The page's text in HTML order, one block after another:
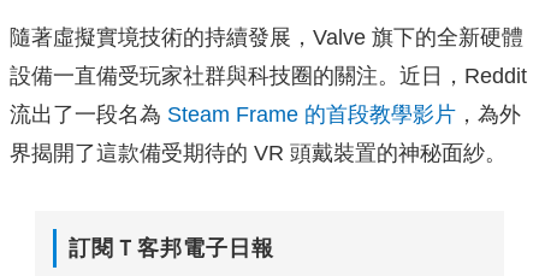
隨著虛擬實境技術的持續發展，Valve 旗下的全新硬體
設備一直備受玩家社群與科技圈的關注。近日，Reddit
流出了一段名為 Steam Frame 的首段教學影片 ，為外
界揭開了這款備受期待的 VR 頭戴裝置的神秘面紗。
訂閱Ｔ客邦電子日報